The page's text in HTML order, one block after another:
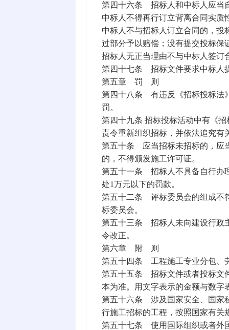
第四十六条 招标人和中标人应当
中标人不得再行订立背离合同实质
中标人不与招标人订立合同的，
过部分予以赔偿；没有提交投标保
招标人无正当理由不与中标人签订
第四十七条 招标文件要求中标人
第五章 罚 则
第四十八条 有违反《招标投标法
罚。
第四十九条 招标投标活动中有《
责令重新组织招标，并依法追究有
第五十条 应当招标未招标的，应
的，不得颁发施工许可证。
第五十一条 招标人不具备自行办
处1万元以下的罚款。
第五十二条 评标委员会的组成不
标委员会。
第五十三条 招标人未向建设行政
令改正。
第六章 附 则
第五十四条 工程施工专业分包、
第五十五条 招标文件或者投标文
本为准。用文字表示的金额与数字
第五十六条 涉及国家安全、国家
行施工招标的工程，按照国家有关
第五十七条 使用国际组织或者外